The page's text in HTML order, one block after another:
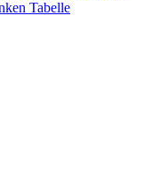
Tabelle